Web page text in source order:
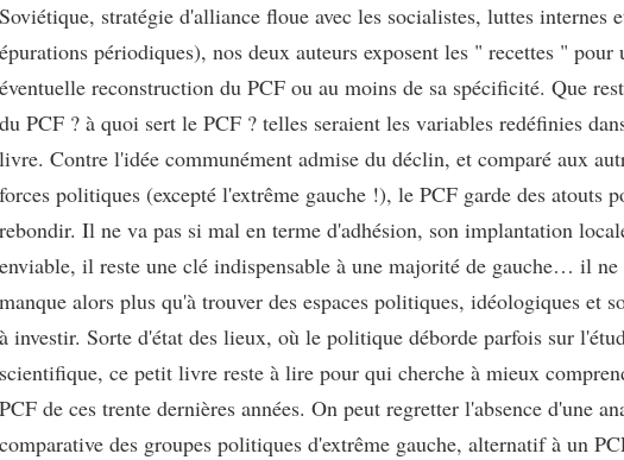
Soviétique, stratégie d'alliance floue avec les socialistes, luttes internes
épurations périodiques), nos deux auteurs exposent les " recettes " pour
éventuelle reconstruction du PCF ou au moins de sa spécificité. Que
du PCF ? à quoi sert le PCF ? telles seraient les variables redéfinies
livre. Contre l'idée communément admise du déclin, et comparé aux
forces politiques (excepté l'extrême gauche !), le PCF garde des atouts
rebondir. Il ne va pas si mal en terme d'adhésion, son implantation
enviable, il reste une clé indispensable à une majorité de gauche… il
manque alors plus qu'à trouver des espaces politiques, idéologiques et
à investir. Sorte d'état des lieux, où le politique déborde parfois sur
scientifique, ce petit livre reste à lire pour qui cherche à mieux
PCF de ces trente dernières années. On peut regretter l'absence d'une
comparative des groupes politiques d'extrême gauche, alternatif à un